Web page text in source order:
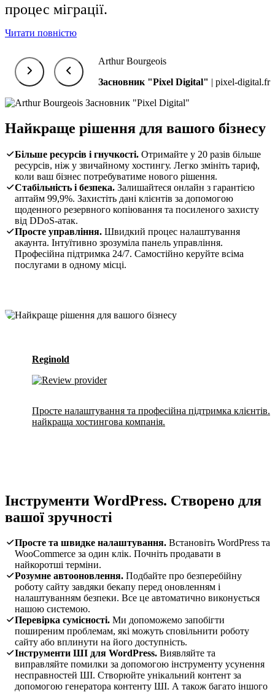
процес міграції.
Читати повністю
Arthur Bourgeois
Засновник "Pixel Digital" | pixel-digital.fr
Найкраще рішення для вашого бізнесу
Більше ресурсів і гнучкості. Отримайте у 20 разів більше
ресурсів, ніж у звичайному хостингу. Легко змініть тариф,
коли ваш бізнес потребуватиме нового рішення.
Стабільність і безпека. Залишайтеся онлайн з гарантією
аптайм 99,9%. Захистіть дані клієнтів за допомогою
щоденного резервного копіювання та посиленого захисту
від DDoS-атак.
Просте управління. Швидкий процес налаштування
акаунта. Інтуїтивно зрозуміла панель управління.
Професійна підтримка 24/7. Самостійно керуйте всіма
послугами в одному місці.
Reginold
Просте налаштування та професійна підтримка клієнтів.
найкраща хостингова компанія.
Інструменти WordPress. Створено для
вашої зручності
Просте та швидке налаштування. Встановіть WordPress та
WooCommerce за один клік. Почніть продавати в
найкоротші терміни.
Розумне автооновлення. Подбайте про безперебійну
роботу сайту завдяки бекапу перед оновленням і
налаштуванням безпеки. Все це автоматично виконується
нашою системою.
Перевірка сумісності. Ми допоможемо запобігти
поширеним проблемам, які можуть сповільнити роботу
сайту або вплинути на його доступність.
Інструменти ШІ для WordPress. Виявляйте та
виправляйте помилки за допомогою інструменту усунення
несправностей ШІ. Створюйте унікальний контент за
допомогою генератора контенту ШІ. А також багато іншого